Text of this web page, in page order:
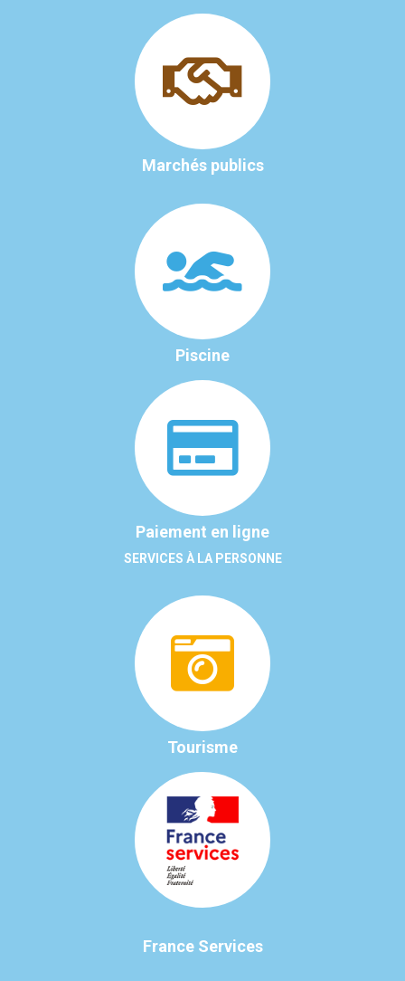
Marchés publics
Piscine
Paiement en ligne
SERVICES À LA PERSONNE
Tourisme
France Services